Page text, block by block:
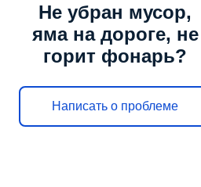
Не убран мусор,
яма на дороге, не
горит фонарь?
Написать о проблеме